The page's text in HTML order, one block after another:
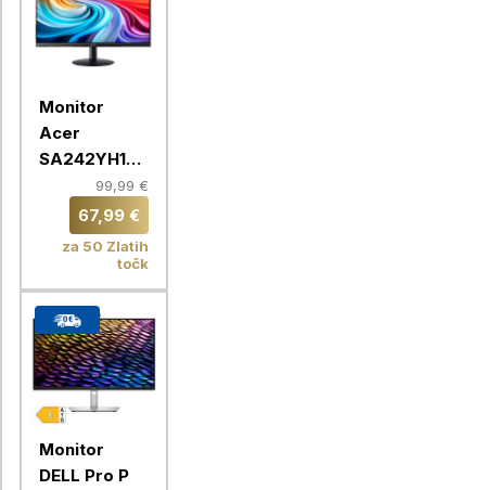
Monitor
Acer
SA242YH1bi
23.8"/ VA /
FHD / 100Hz
(SA242Y H1)
99,99 €
67,99 €
za 50 Zlatih
točk
Monitor
DELL Pro P